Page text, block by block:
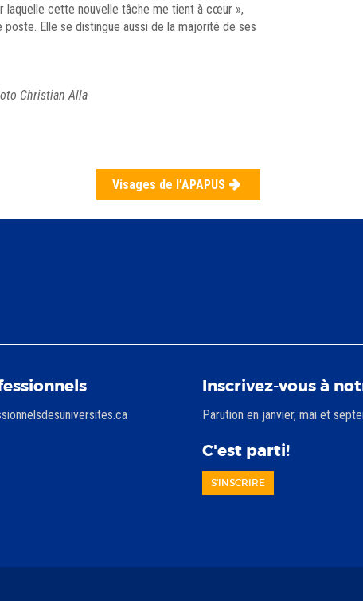
laquelle cette nouvelle tâche me tient à cœur »,
Elle se distingue aussi de la majorité de ses
Christian Alla
Visages de l’APAPUS
Inscrivez-vous à
Parution en janvier, mai et
C'est parti!
S'INSCRIRE